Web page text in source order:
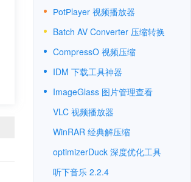
РotРlayer 视频播放器
Batch AV Converter 压缩转换
CompressO 视频压缩
IDM 下载工具神器
ImageGlass 图片管理查看
VLC 视频播放器
WinRAR 经典解压缩
optimizerDuck 深度优化工具
听下音乐 2.2.4